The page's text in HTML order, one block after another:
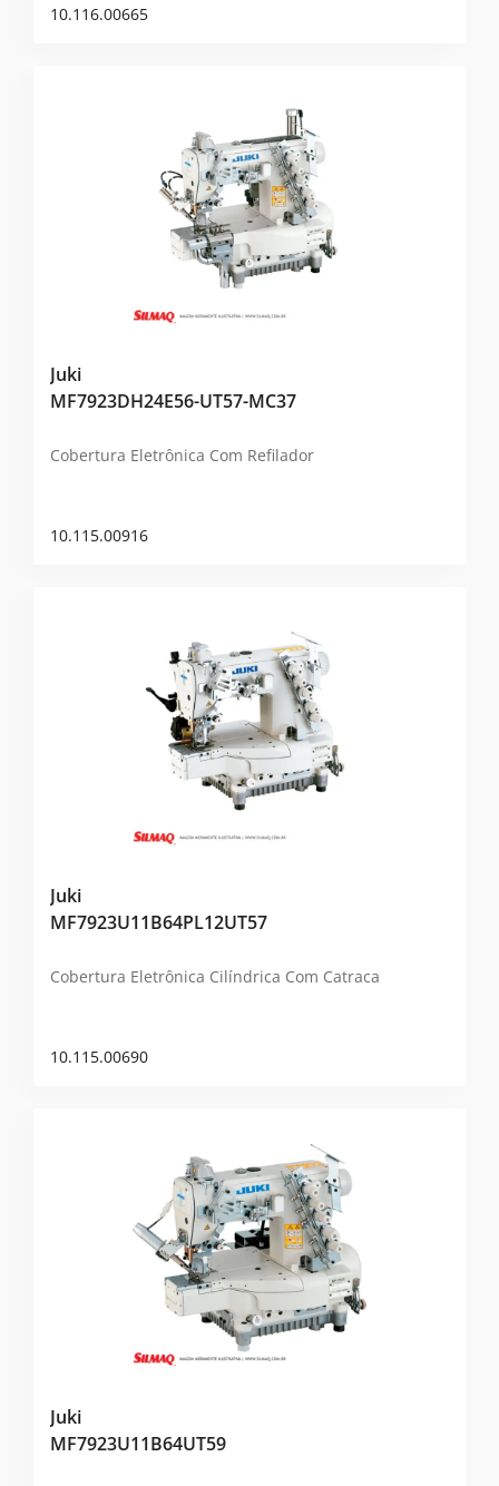
10.116.00665
Juki
MF7923DH24E56-UT57-MC37
Cobertura Eletrônica Com Refilador
10.115.00916
Juki
MF7923U11B64PL12UT57
Cobertura Eletrônica Cilíndrica Com Catraca
10.115.00690
Juki
MF7923U11B64UT59